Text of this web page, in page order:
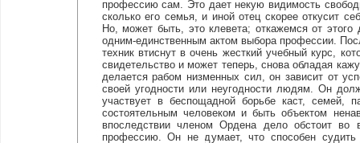
профессию сам. Это дает некую видимость
сколько его семья, и иной отец скорее откусит
Но, может быть, это клевета; откажемся от этого
одним-единственным актом выбора профессии.
техник втиснут в очень жесткий учебный курс,
свидетельство и может теперь, снова обладая
делается рабом низменных сил, он зависит от
своей угодности или неугодности людям. Он
участвует в беспощадной борьбе каст, семей,
состоятельным человеком и быть объектом
впоследствии членом Ордена дело обстоит во
профессию. Он не думает, что способен